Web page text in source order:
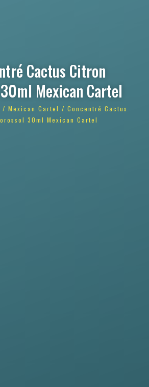
Cactus Citron
Mexican Cartel
/ Mexican Cartel / Concentré Cactus
30ml Mexican Cartel